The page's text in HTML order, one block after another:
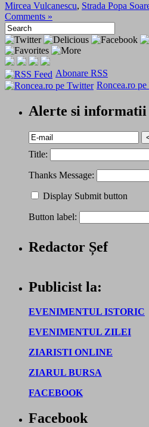
Mircea Vulcanescu, Strada Popa
Comments »
Abonare RSS
Roncea.ro
Alerte si
Title:
Thanks Message:
Display Submit button
Button label:
Redactor Șef
Publicist la:
EVENIMENTUL ISTORIC
EVENIMENTUL ZILEI
ZIARISTI ONLINE
ZIARUL BURSA
FACEBOOK
Facebook